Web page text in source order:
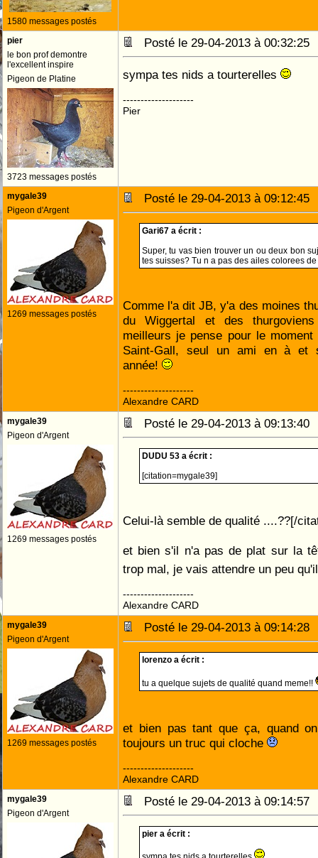
1580 messages postés
pier
le bon prof demontre
l'excellent inspire
Pigeon de Platine
3723 messages postés
Posté le 29-04-2013 à
sympa tes nids a tourterelles
--------------------
Pier
mygale39
Pigeon d'Argent
1269 messages postés
Posté le 29-04-2013 à
Gari67 a écrit :
Super, tu vas bien trouver un ou deux bon
tes suisses? Tu n a pas des ailes colorees
Comme l'a dit JB, y'a des moines
du Wiggertal et des
meilleurs je pense pour le moment
Saint-Gall, seul un ami en à et
année!
--------------------
Alexandre CARD
mygale39
Pigeon d'Argent
1269 messages postés
Posté le 29-04-2013 à
DUDU 53 a écrit :
[citation=mygale39]
Celui-là semble de qualité ....??[/
et bien s'il n'a pas de plat sur la
trop mal, je vais attendre un peu
--------------------
Alexandre CARD
mygale39
Pigeon d'Argent
1269 messages postés
Posté le 29-04-2013 à
lorenzo a écrit :
tu a quelque sujets de qualité quand meme!!
et bien pas tant que ça, quand
toujours un truc qui cloche
--------------------
Alexandre CARD
mygale39
Pigeon d'Argent
Posté le 29-04-2013 à
pier a écrit :